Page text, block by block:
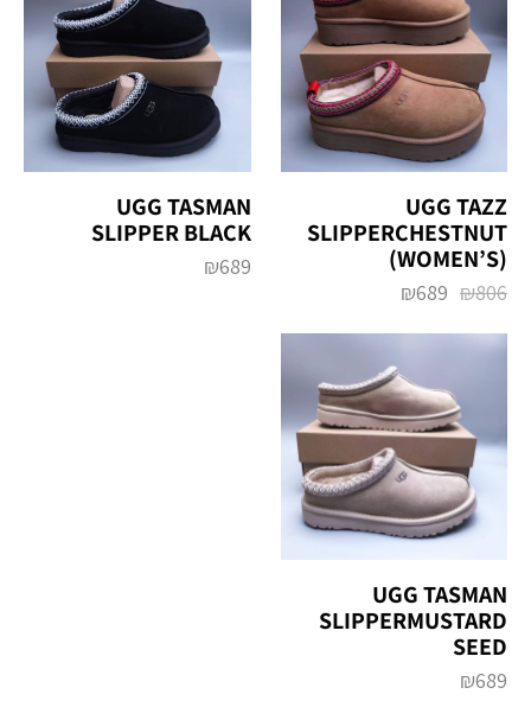
UGG TAZZ
SLIPPERCHESTNUT
(WOMEN’S)
₪806
₪689
UGG TASMAN
SLIPPER BLACK
₪689
UGG TASMAN
SLIPPERMUSTARD
SEED
₪689